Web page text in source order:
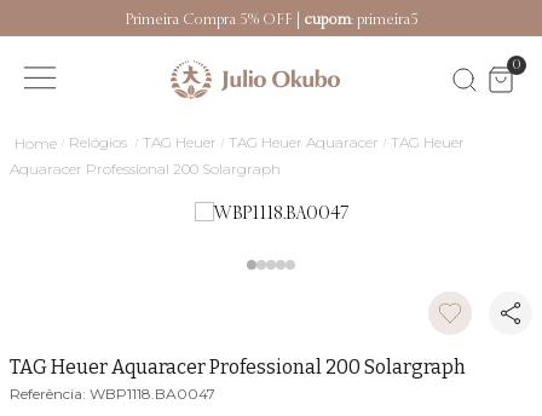
Primeira Compra 5% OFF | cupom: primeira5
0
Relógios TAG Heuer TAG Heuer Aquaracer
TAG Heuer
Aquaracer Professional 200 Solargraph
TAG Heuer Aquaracer Professional 200 Solargraph
WBP1118.BA0047